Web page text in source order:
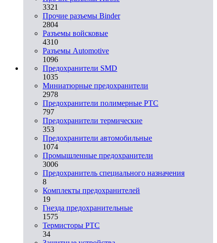
3321
Прочие разъемы Binder
2804
Разъемы войсковые
4310
Разъeмы Automotive
1096
Предохранители SMD
1035
Миниатюрные предохранители
2978
Предохранители полимерные PTC
797
Предохранители термические
353
Предохранители автомобильные
1074
Промышленные предохранители
3006
Предохранитель специального назначения
8
Комплекты предохранителей
19
Гнезда предохранительные
1575
Термисторы PTC
34